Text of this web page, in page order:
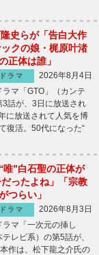
隆史らが「告白大作
クの娘・梶原叶渚
正体は誰」
ドラマ
2026年8月4日
マ「GTO」（カンテ
話が、3日に放送され
に放送されて人気を博
復活。50代になった“
唯”白石聖の正体が
ったよね」「宗教
つらい」
ドラマ
2026年8月3日
マ「一次元の挿し
レビ系）の第5話が、
作は、松下龍之介氏の